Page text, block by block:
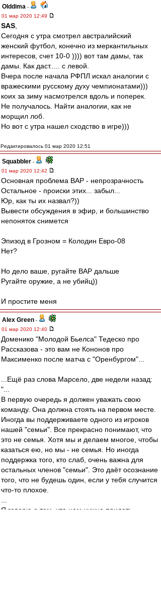
Olddima -
01 мар 2020 12:49
SAS
Сегодня с утра смотрел австралийский
женский футбол, конечно из меркантильных
интересов, счет 10-0 )))) вот там дамы, так
дамы. Как даст..... с левой.
Вчера после начала РФПЛ искал аналогии с
вражескими русскому духу чемпионатами)))
коих за зиму насмотрелся вдоль и поперек.
Не получалось. Найти аналогии, как не
морщил лоб.
Но вот с утра нашел сходство в игре)))
Редактировалось 01 мар 2020 12:51
Squabbler -
01 мар 2020 12:42
Основная проблема ВАР - непрозрачность
Остальное - происки этих... забыл...
Юр, как ты их назвал?))
Вывести обсуждения в эфир, и большинство
непоняток снимется
Эпизод в Грозном = Колодин Евро-08
Нет?
Но дело ваше, ругайте ВАР дальше
Ругайте оружие, а не убийц))
И простите меня
Alex Green -
01 мар 2020 12:40
Доменико "Молодой Бьелса" Тедеско про
Рассказова - это вам не Кононов про
Максименко после матча с "Оренбургом"...
...Ещё раз слова Марсело, две недели назад:
"...
В первую очередь я должен уважать свою
команду. Она должна стоять на первом месте.
Иногда вы поддерживаете одного из игроков
нашей "семьи". Все прекрасно понимают, что
это не семья. Хотя мы и делаем многое, чтобы
казаться ею, но мы - не семья. Но иногда
поддержка того, кто слаб, очень важна для
остальных членов "семьи". Это даёт осознание
того, что не будешь один, если у тебя случится
что-то плохое.
Я говорю о том, что нам нужно придать